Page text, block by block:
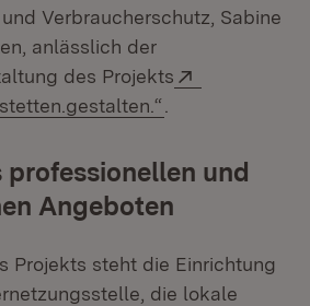
Verbraucherschutz, Sabine
anlässlich der
des Projekts
professionellen und
Angeboten
Projekts steht die Einrichtung
die lokale